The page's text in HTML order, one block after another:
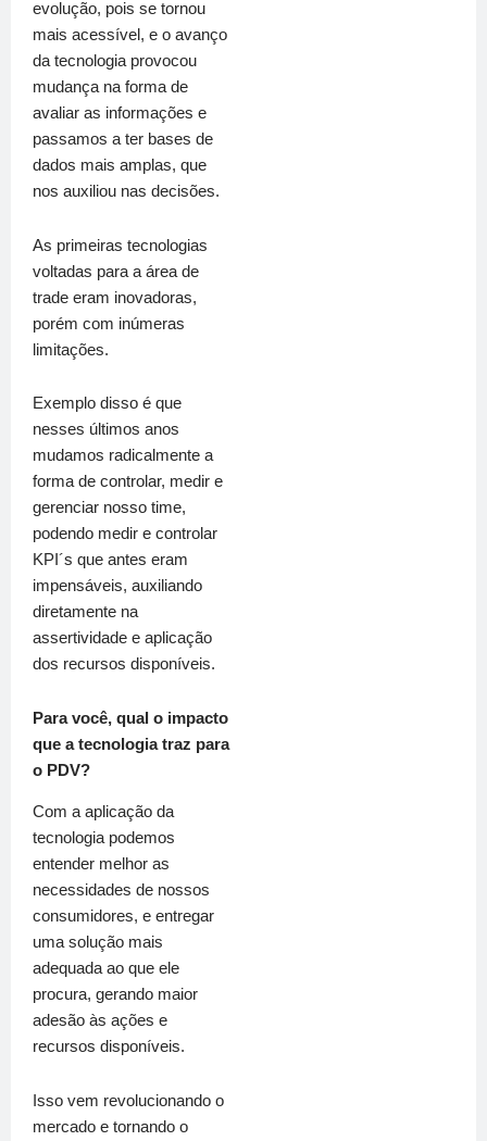
evolução, pois se tornou
mais acessível, e o avanço
da tecnologia provocou
mudança na forma de
avaliar as informações e
passamos a ter bases de
dados mais amplas, que
nos auxiliou nas decisões.
As primeiras tecnologias
voltadas para a área de
trade eram inovadoras,
porém com inúmeras
limitações.
Exemplo disso é que
nesses últimos anos
mudamos radicalmente a
forma de controlar, medir e
gerenciar nosso time,
podendo medir e controlar
KPI´s que antes eram
impensáveis, auxiliando
diretamente na
assertividade e aplicação
dos recursos disponíveis.
Para você, qual o impacto
que a tecnologia traz para
o PDV?
Com a aplicação da
tecnologia podemos
entender melhor as
necessidades de nossos
consumidores, e entregar
uma solução mais
adequada ao que ele
procura, gerando maior
adesão às ações e
recursos disponíveis.
Isso vem revolucionando o
mercado e tornando o